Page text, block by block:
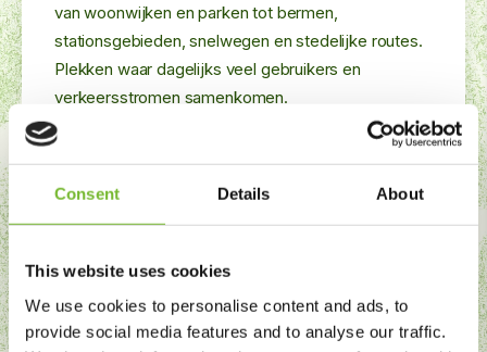
Consent Details About
This website uses cookies
We use cookies to personalise content and ads, to
provide social media features and to analyse our traffic.
van woonwijken en parken tot bermen,
stationsgebieden, snelwegen en stedelijke routes.
Plekken waar dagelijks veel gebruikers en
verkeersstromen samenkomen.